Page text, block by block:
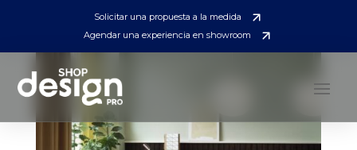
Solicitar una propuesta a la medida
Agendar una experiencia en showroom